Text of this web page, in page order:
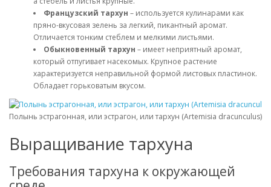
Французский тархун – используется кулинарами как
пряно-вкусовая зелень за легкий, пикантный аромат.
Отличается тонким стеблем и мелкими листьями.
Обыкновенный тархун – имеет неприятный аромат,
который отпугивает насекомых. Крупное растение
характеризуется неправильной формой листовых пластинок.
Обладает горьковатым вкусом.
Полынь эстрагонная, или эстрагон, или тархун (Artemisia dracunculus)
Выращивание тархуна
Требования тархуна к окружающей